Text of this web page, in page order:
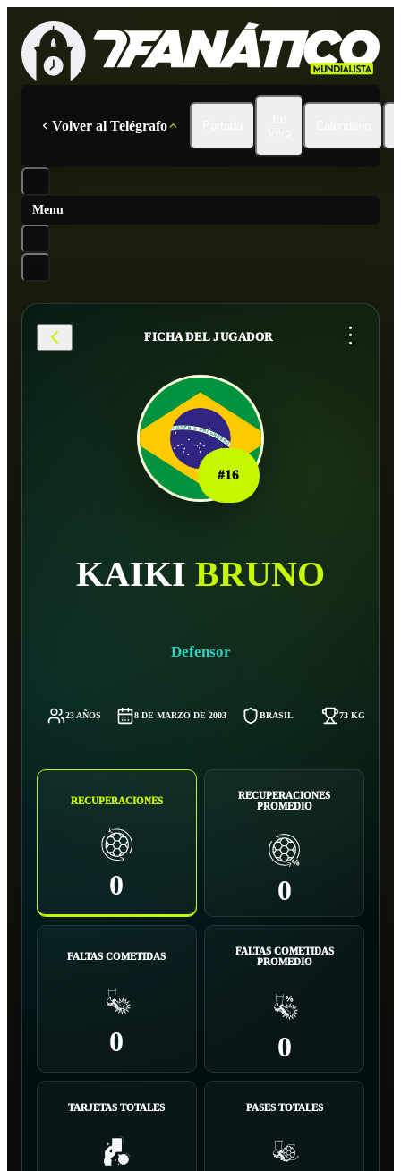
Volver al Telégrafo
Menu
FICHA DEL JUGADOR ...
#16
KAIKI BRUNO
Defensor
23 AÑOS 8 DE MARZO DE 2003 BRASIL 73 KG
RECUPERACIONES
0
RECUPERACIONES
PROMEDIO
0
FALTAS COMETIDAS
0
FALTAS COMETIDAS
PROMEDIO
0
TARJETAS TOTALES PASES TOTALES